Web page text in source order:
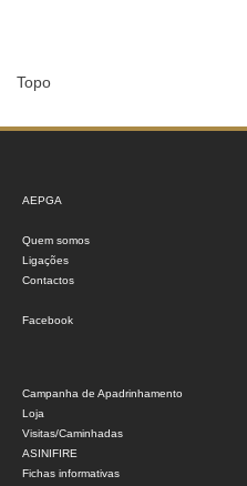
Topo
AEPGA
Quem somos
Ligações
Contactos
Facebook
Campanha de Apadrinhamento
Loja
Visitas/Caminhadas
ASINIFIRE
Fichas informativas